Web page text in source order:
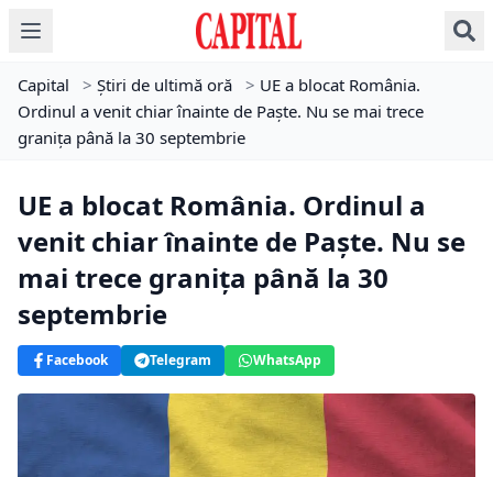
Capital > Știri de ultimă oră > UE a blocat România.
Ordinul a venit chiar înainte de Paște. Nu se mai trece
granița până la 30 septembrie
UE a blocat România. Ordinul a
venit chiar înainte de Paște. Nu se
mai trece granița până la 30
septembrie
Facebook Telegram WhatsApp